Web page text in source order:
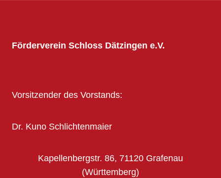
Förderverein Schloss Dätzingen e.V.
Vorsitzender des Vorstands:
Dr. Kuno Schlichtenmaier
Kapellenbergstr. 86, 71120 Grafenau
(Württemberg)